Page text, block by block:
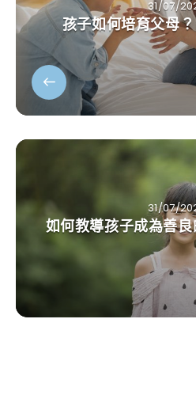
31/07/
孩子如何培育父母
31/07/
如何教導孩子成為善